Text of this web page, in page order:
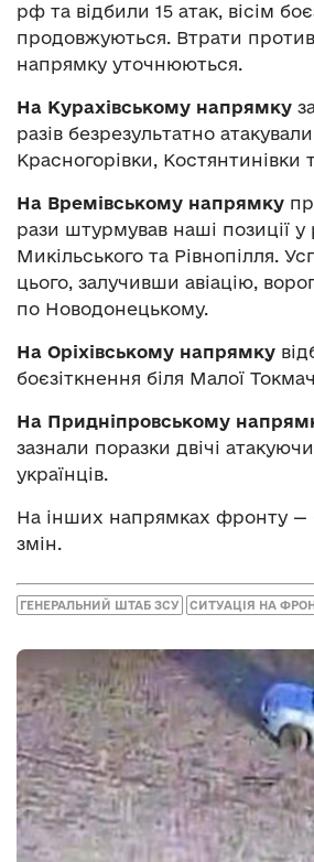
рф та відбили 15 атак, вісім
продовжуються. Втрати
напрямку уточнюються.
На Курахівському напрямку
разів безрезультатно
Красногорівки, Костянтинівки
На Времівському напрямку
рази штурмував наші позиції у
Микільського та Рівнопілля.
цього, залучивши авіацію,
по Новодонецькому.
На Оріхівському напрямку
боєзіткнення біля Малої
На Придніпровському
зазнали поразки двічі
українців.
На інших напрямках фронту —
змін.
ГЕНЕРАЛЬНИЙ ШТАБ ЗСУ СИТУАЦІЯ НА